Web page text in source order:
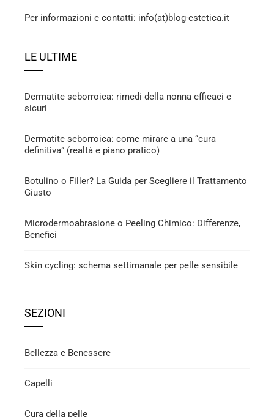
Per informazioni e contatti: info(at)blog-estetica.it
LE ULTIME
Dermatite seborroica: rimedi della nonna efficaci e
sicuri
Dermatite seborroica: come mirare a una “cura
definitiva” (realtà e piano pratico)
Botulino o Filler? La Guida per Scegliere il Trattamento
Giusto
Microdermoabrasione o Peeling Chimico: Differenze,
Benefici
Skin cycling: schema settimanale per pelle sensibile
SEZIONI
Bellezza e Benessere
Capelli
Cura della pelle